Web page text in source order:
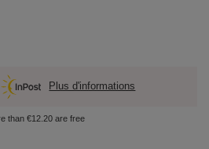
Plus d'informations
than €12.20 are free